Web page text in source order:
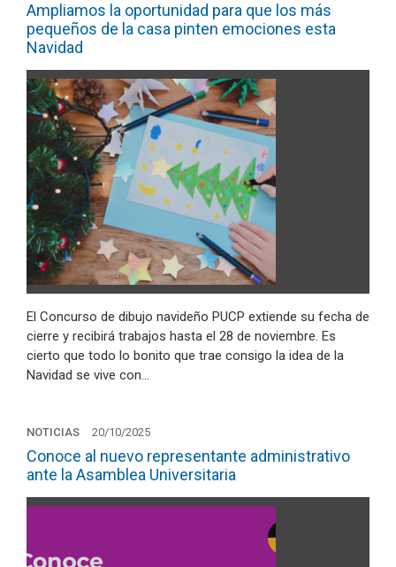
Ampliamos la oportunidad para que los más
pequeños de la casa pinten emociones esta
Navidad
El Concurso de dibujo navideño PUCP extiende su fecha de
cierre y recibirá trabajos hasta el 28 de noviembre. Es
cierto que todo lo bonito que trae consigo la idea de la
Navidad se vive con…
NOTICIAS 20/10/2025
Conoce al nuevo representante administrativo
ante la Asamblea Universitaria